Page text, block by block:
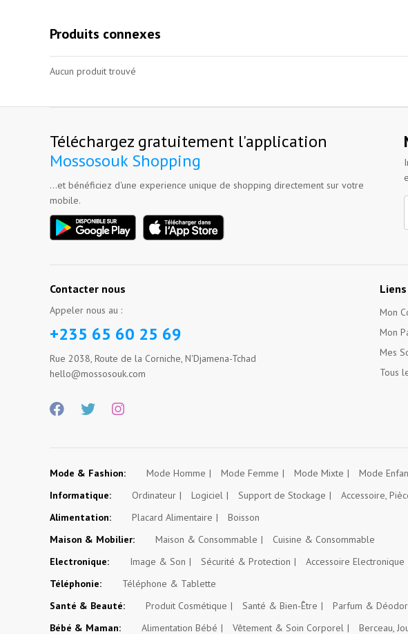
Produits connexes
Aucun produit trouvé
Téléchargez gratuitement l'application
Mossosouk Shopping
...et bénéficiez d'une experience unique de shopping directement sur votre
mobile.
Contacter nous
Appeler nous au :
+235 65 60 25 69
Rue 2038, Route de la Corniche, N'Djamena-Tchad
hello@mossosouk.com
Mon
Mon
Mes
Tous
Mode & Fashion: Mode Homme Mode Femme Mode Mixte Mode
Informatique:
Ordinateur Logiciel Support de Stockage
Accessoire,
Alimentation:
Placard Alimentaire
Boisson
Maison & Mobilier:
Maison & Consommable
Cuisine & Consommable
Electronique:
Image & Son Sécurité & Protection Accessoire Electronique
Téléphonie:
Téléphone & Tablette
Santé & Beauté:
Produit Cosmétique Santé & Bien-Être
Parfum &
Bébé & Maman:
Alimentation Bébé Vêtement & Soin Corporel Berceau,